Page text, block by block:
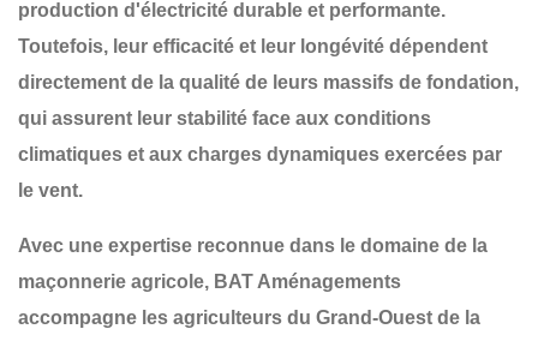
production d'électricité durable et performante.
Toutefois, leur efficacité et leur longévité dépendent
directement de la qualité de leurs massifs de fondation,
qui assurent leur stabilité face aux conditions
climatiques et aux charges dynamiques exercées par
le vent.
Avec une expertise reconnue dans le domaine de la
maçonnerie agricole, BAT Aménagements
accompagne les agriculteurs du Grand-Ouest de la